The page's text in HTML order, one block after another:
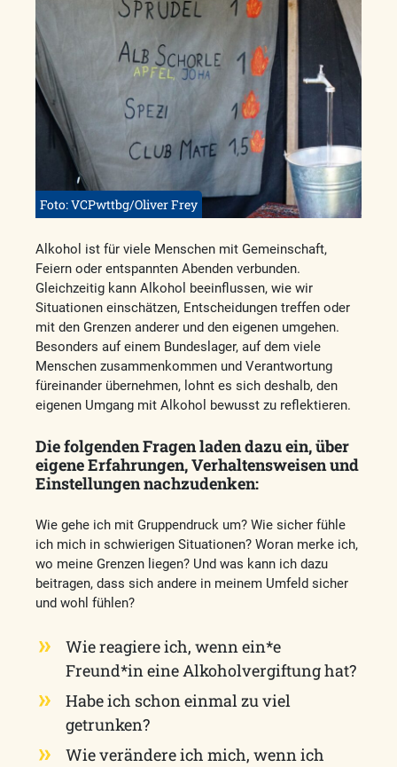
Foto: VCPwttbg/Oliver Frey
Alkohol ist für viele Menschen mit Gemeinschaft,
Feiern oder entspannten Abenden verbunden.
Gleichzeitig kann Alkohol beeinflussen, wie wir
Situationen einschätzen, Entscheidungen treffen oder
mit den Grenzen anderer und den eigenen umgehen.
Besonders auf einem Bundeslager, auf dem viele
Menschen zusammenkommen und Verantwortung
füreinander übernehmen, lohnt es sich deshalb, den
eigenen Umgang mit Alkohol bewusst zu reflektieren.
Die folgenden Fragen laden dazu ein, über
eigene Erfahrungen, Verhaltensweisen und
Einstellungen nachzudenken:
Wie gehe ich mit Gruppendruck um? Wie sicher fühle
ich mich in schwierigen Situationen? Woran merke ich,
wo meine Grenzen liegen? Und was kann ich dazu
beitragen, dass sich andere in meinem Umfeld sicher
und wohl fühlen?
Wie reagiere ich, wenn ein*e
Freund*in eine Alkoholvergiftung hat?
Habe ich schon einmal zu viel
getrunken?
Wie verändere ich mich, wenn ich